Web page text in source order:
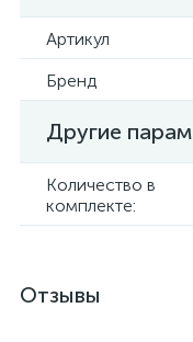
Артикул
Бренд
Другие
Количество в
комплекте:
Отзывы